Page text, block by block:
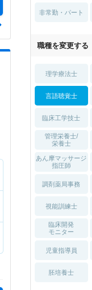
積極採用中
非常勤・パート
職種を変更する
理学療法士
言語聴覚士
臨床工学技士
管理栄養士/
栄養士
あん摩マッサージ
指圧師
調剤薬局事務
視能訓練士
臨床開発
モニター
児童指導員
胚培養士